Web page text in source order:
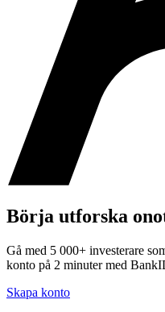
Börja utforska
Gå med 5 000+ investerare
konto på 2 minuter med
Skapa konto